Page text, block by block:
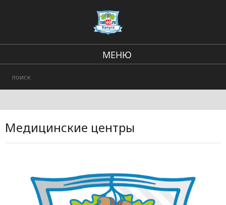
МЕНЮ
Происшествия
Медицинские центры